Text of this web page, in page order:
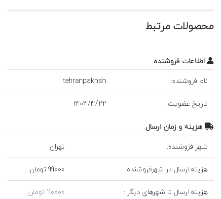
محصولات مرتبط
اطلاعات فروشنده
نام فروشنده:
tehranpakhsh
تاريخ عضويت:
1404/4/22
هزينه و زمان ارسال
شهر فروشنده:
تهران
هزينه ارسال در شهرفروشنده :
99000 تومان
هزينه ارسال تا شهرهاي ديگر :
110000 تومان